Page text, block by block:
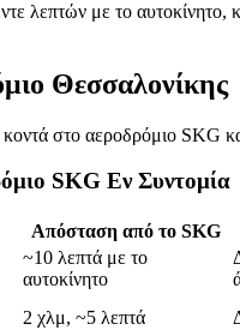
λεπτών με το αυτοκίνητο,
Θεσσαλονίκης
στο αεροδρόμιο SKG
SKG Εν Συντομία
Απόσταση από το SKG
~10 λεπτά με το
αυτοκίνητο
2 χλμ, ~5 λεπτά